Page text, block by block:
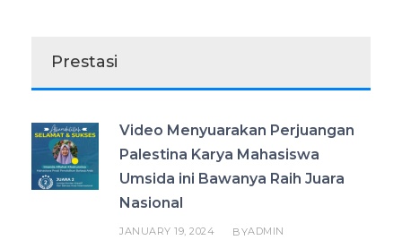
Prestasi
Video Menyuarakan Perjuangan
Palestina Karya Mahasiswa
Umsida ini Bawanya Raih Juara
Nasional
JANUARY 19, 2024 BYADMIN